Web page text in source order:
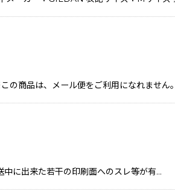
商品は、メール便をご利用になれません
出来た若干の印刷面へのスレ等が有…